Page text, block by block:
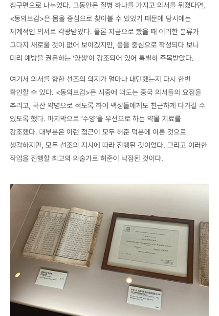
침구편으로 나누었다. 그동안은 질병 하나를 가지고 의서를 뒤졌다면,
<동의보감>은 몸을 중심으로 찾아볼 수 있었기 때문에 당시에는
체계적인 의서로 각광받았다. 물론 지금으로 봤을 때 이러한 분류가
그다지 새로울 것이 없어 보이겠지만, 몸을 중심으로 작성되다 보니
미리 예방을 권유하는 ‘양생’이 강조되어 있어 특별히 주목받았다.
여기서 의서를 향한 선조의 의지가 얼마나 대단했는지 다시 한번
확인할 수 있다. <동의보감>은 시중에 떠도는 중국 의서들의 요점을
추리고, 국산 약명으로 적도록 하여 백성들에게도 친근하게 다가갈 수
있도록 했다. 마지막으로 ‘수양’을 우선으로 하는 약물 치료를
강조했다. 대부분은 이런 접근이 모두 허준 덕분에 이룬 것으로
생각하지만, 모두 선조의 지시에 따라 진행된 것이었다. 그리고 이러한
작업을 진행할 최고의 의술가로 허준이 낙점된 것이다.